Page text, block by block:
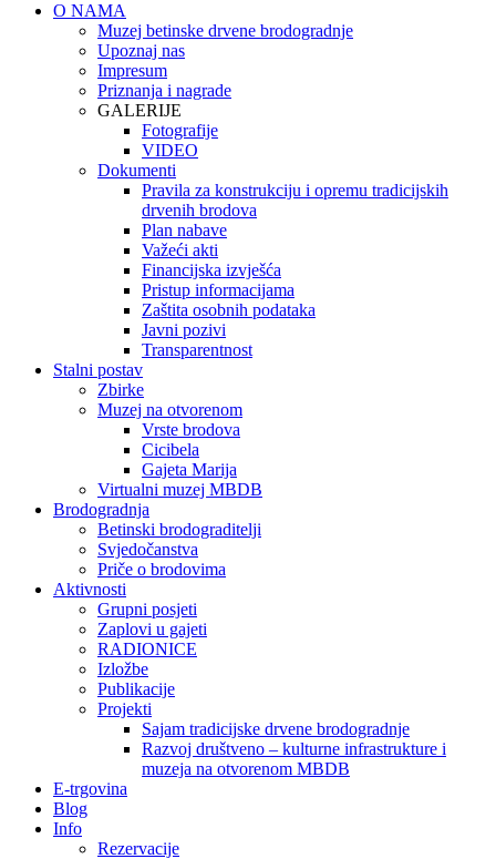
O NAMA
Muzej betinske drvene brodogradnje
Upoznaj nas
Impresum
Priznanja i nagrade
GALERIJE
Fotografije
VIDEO
Dokumenti
Pravila za konstrukciju i opremu tradicijskih
drvenih brodova
Plan nabave
Važeći akti
Financijska izvješća
Pristup informacijama
Zaštita osobnih podataka
Javni pozivi
Transparentnost
Stalni postav
Zbirke
Muzej na otvorenom
Vrste brodova
Cicibela
Gajeta Marija
Virtualni muzej MBDB
Brodogradnja
Betinski brodograditelji
Svjedočanstva
Priče o brodovima
Aktivnosti
Grupni posjeti
Zaplovi u gajeti
RADIONICE
Izložbe
Publikacije
Projekti
Sajam tradicijske drvene brodogradnje
Razvoj društveno – kulturne infrastrukture i
muzeja na otvorenom MBDB
E-trgovina
Blog
Info
Rezervacije